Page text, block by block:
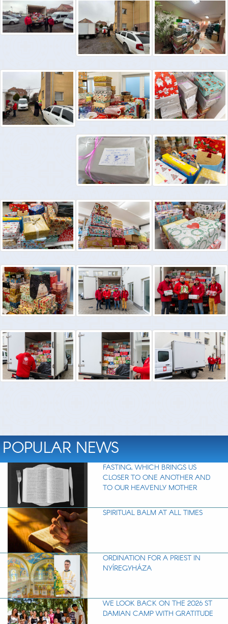
POPULAR NEWS
FASTING, WHICH BRINGS US
CLOSER TO ONE ANOTHER AND
TO OUR HEAVENLY MOTHER
SPIRITUAL BALM AT ALL TIMES
ORDINATION FOR A PRIEST IN
NYÍREGYHÁZA
WE LOOK BACK ON THE 2026 ST
DAMIAN CAMP WITH GRATITUDE